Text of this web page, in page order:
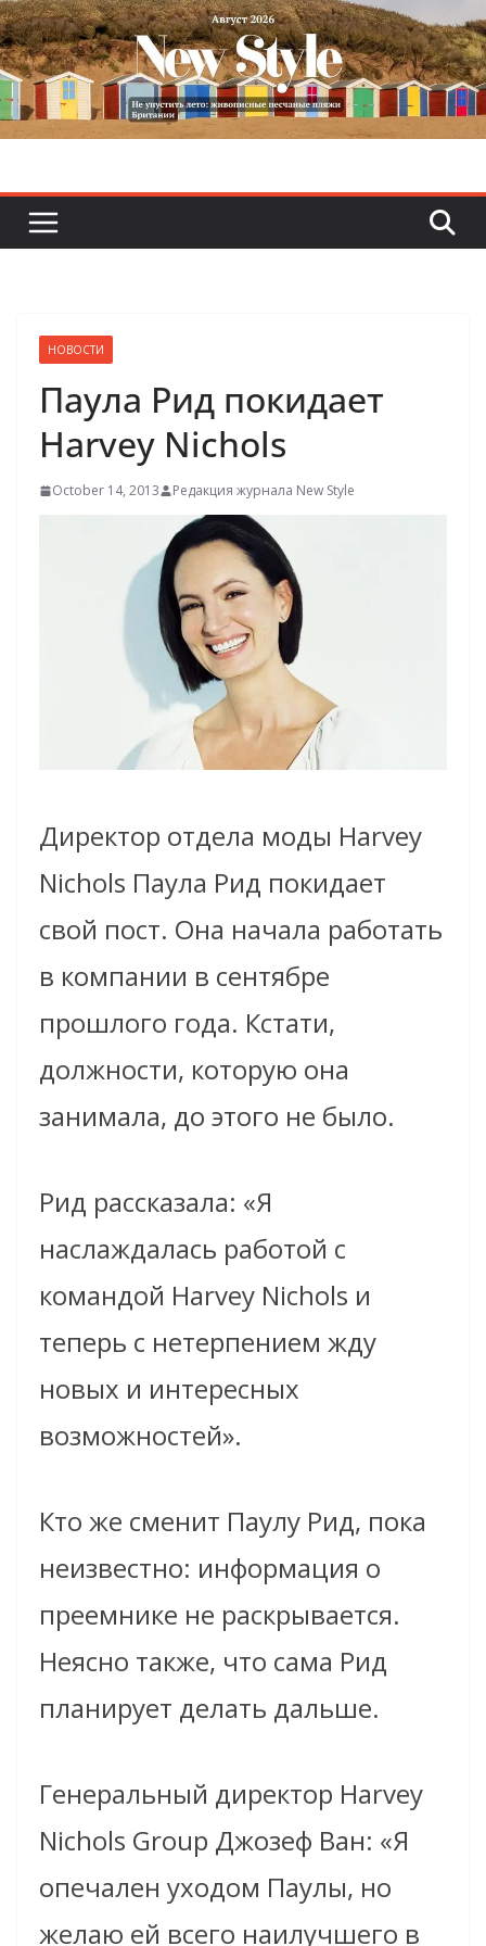
Skip
to
content
НОВОСТИ
Паула Рид покидает
Harvey Nichols
October 14, 2013 Редакция журнала New Style
Директор отдела моды Harvey
Nichols Паула Рид покидает
свой пост. Она начала работать
в компании в сентябре
прошлого года. Кстати,
должности, которую она
занимала, до этого не было.
Рид рассказала: «Я
наслаждалась работой с
командой Harvey Nichols и
теперь с нетерпением жду
новых и интересных
возможностей».
Кто же сменит Паулу Рид, пока
неизвестно: информация о
преемнике не раскрывается.
Неясно также, что сама Рид
планирует делать дальше.
Генеральный директор Harvey
Nichols Group Джозеф Ван: «Я
опечален уходом Паулы, но
желаю ей всего наилучшего в